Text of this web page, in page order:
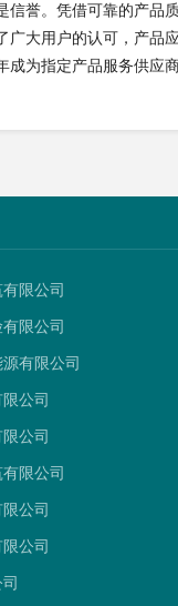
信誉。凭借可靠的产品
广大用户的认可，产品
成为指定产品服务供应商
限公司
限公司
有限公司
公司
公司
限公司
公司
公司